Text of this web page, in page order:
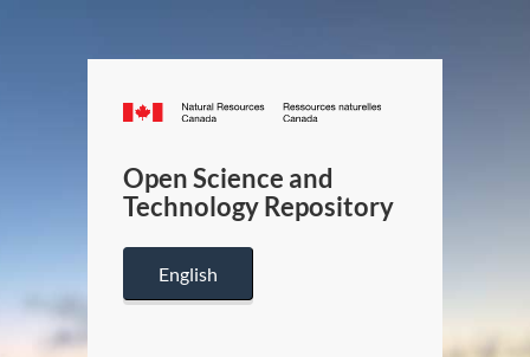
Canada.ca
/
Canada
Open Science and
Technology Repository
English